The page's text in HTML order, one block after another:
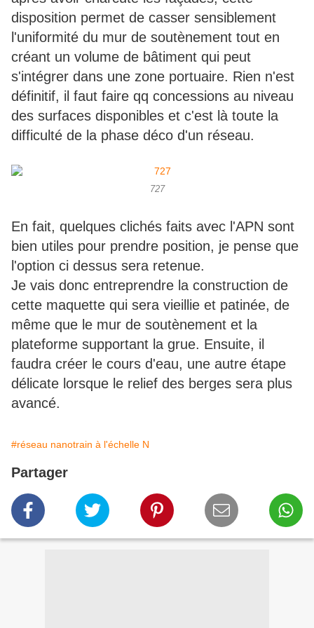
disposition permet de casser sensiblement
l'uniformité du mur de soutènement tout en
créant un volume de bâtiment qui peut
s'intégrer dans une zone portuaire. Rien n'est
définitif, il faut faire qq concessions au niveau
des surfaces disponibles et c'est là toute la
difficulté de la phase déco d'un réseau.
727
En fait, quelques clichés faits avec l'APN sont
bien utiles pour prendre position, je pense que
l'option ci dessus sera retenue.
Je vais donc entreprendre la construction de
cette maquette qui sera vieillie et patinée, de
même que le mur de soutènement et la
plateforme supportant la grue. Ensuite, il
faudra créer le cours d'eau, une autre étape
délicate lorsque le relief des berges sera plus
avancé.
#réseau nanotrain à l'échelle N
Partager